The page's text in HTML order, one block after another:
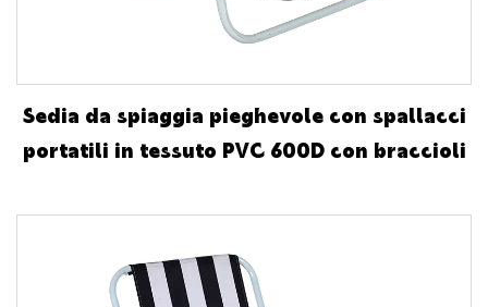
Sedia da spiaggia pieghevole con spallacci
portatili in tessuto PVC 600D con braccioli